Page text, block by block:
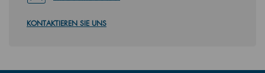
KONTAKTIEREN SIE UNS